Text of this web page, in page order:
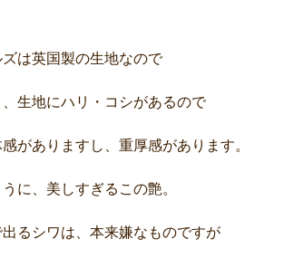
は英国製の生地なので
生地にハリ・コシがあるので
がありますし、重厚感があります。
に、美しすぎるこの艶。
るシワは、本来嫌なものですが